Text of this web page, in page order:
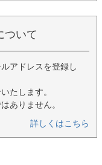
ついて
アドレスを登録し
たします。
ありません。
詳しくはこちら